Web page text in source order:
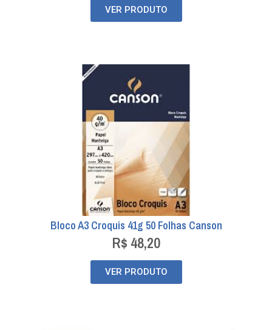
VER PRODUTO
Bloco A3 Croquis 41g 50 Folhas Canson
R$ 48,20
VER PRODUTO